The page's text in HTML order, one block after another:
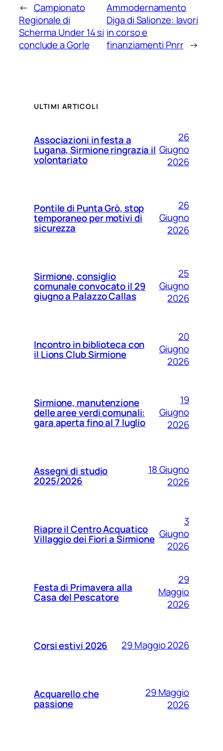
← Campionato
Regionale di
Scherma Under 14 si
conclude a Gorle
Ammodernamento
Diga di Salionze: lavori
in corso e
finanziamenti Pnrr →
ULTIMI ARTICOLI
Associazioni in festa a
Lugana, Sirmione ringrazia il
volontariato
26
Giugno
2026
Pontile di Punta Grò, stop
temporaneo per motivi di
sicurezza
26
Giugno
2026
Sirmione, consiglio
comunale convocato il 29
giugno a Palazzo Callas
25
Giugno
2026
Incontro in biblioteca con
il Lions Club Sirmione
20
Giugno
2026
Sirmione, manutenzione
delle aree verdi comunali:
gara aperta fino al 7 luglio
19
Giugno
2026
Assegni di studio
2025/2026
18 Giugno
2026
Riapre il Centro Acquatico
Villaggio dei Fiori a Sirmione
3
Giugno
2026
Festa di Primavera alla
Casa del Pescatore
29
Maggio
2026
Corsi estivi 2026 29 Maggio 2026
Acquarello che
passione
29 Maggio
2026